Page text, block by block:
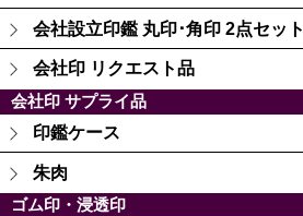
会社設立印鑑 丸印･角印 2点セット
会社印 リクエスト品
会社印 サプライ品
印鑑ケース
朱肉
ゴム印・浸透印